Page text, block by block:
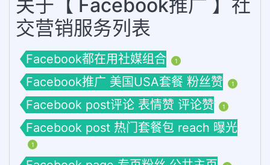
关于【 Facebook推广 】社
交营销服务列表
Facebook都在用社媒组合 1
Facebook推广 美国USA套餐 粉丝赞 1
Facebook post评论 表情赞 评论赞 1
Facebook post 热门套餐包 reach 曝光
1